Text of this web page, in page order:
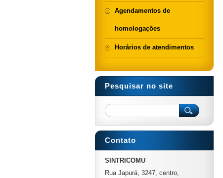
Agendamentos de
homologações
Horários de atendimentos
Pesquisar no site
Contato
SINTRICOMU
Rua Japurá, 3247, centro,